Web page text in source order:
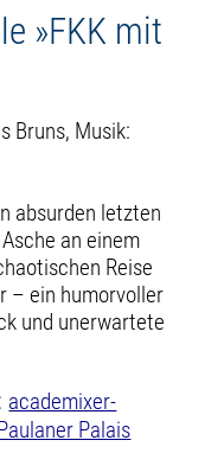
»FKK mit
Bruns, Musik:
absurden letzten
an einem
Reise
– ein humorvoller
und unerwartete
academixer-
Palais